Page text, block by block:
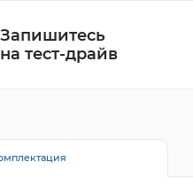
Запишитесь
на тест-драйв